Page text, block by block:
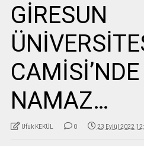
GİRESUN
NAMAZ…
Ufuk KEKÜL 0 23 Eylül 2022